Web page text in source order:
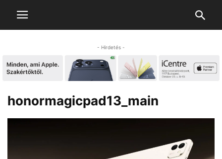
- Hirdetés -
honormagicpad13_main